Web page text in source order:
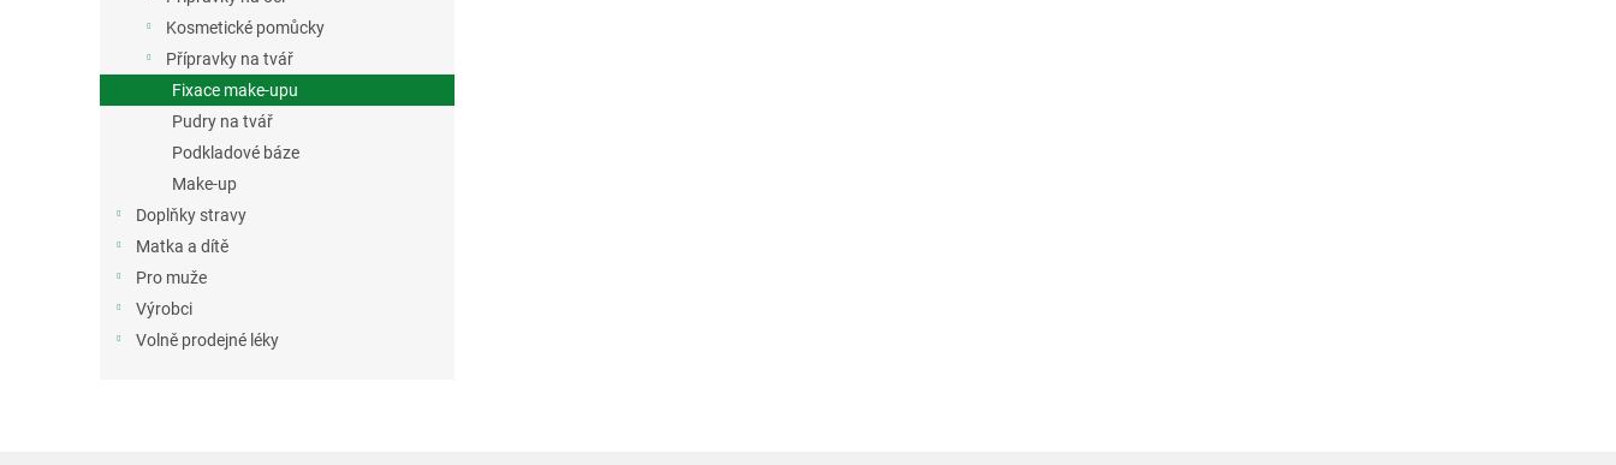
Kosmetické pomůcky
Přípravky na tvář
Fixace make-upu
Pudry na tvář
Podkladové báze
Make-up
Doplňky stravy
Matka a dítě
Pro muže
Výrobci
Volně prodejné léky